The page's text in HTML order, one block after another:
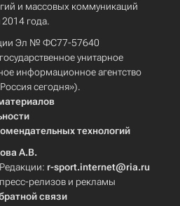
и массовых коммуникаций
года.
Эл № ФС77-57640
унитарное
информационное агентство
сегодня»).
технологий
А.В.
r-sport.internet@ria.ru
релизов и рекламы
связи